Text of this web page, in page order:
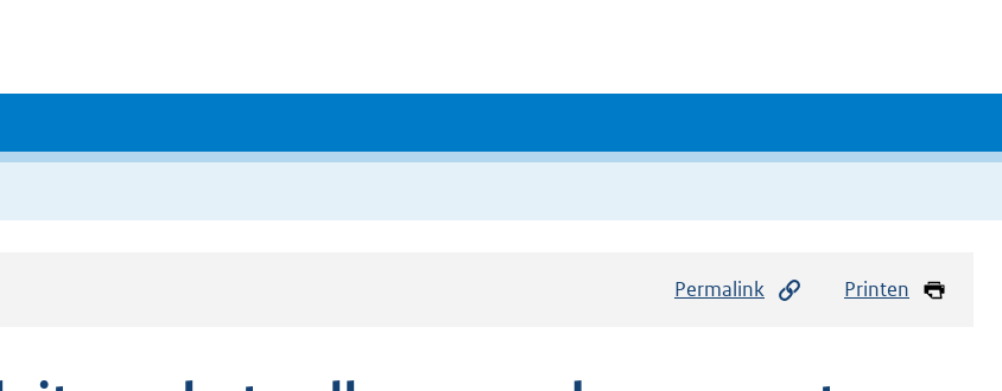
Permalink Printen